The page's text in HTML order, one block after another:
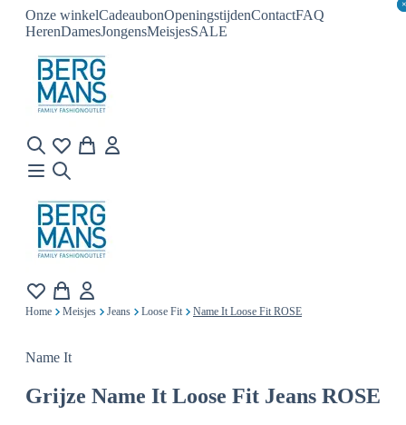
Onze winkelCadeaubonOpeningstijdenContactFAQ
HerenDamesJongensMeisjesSALE
×
×
Home Meisjes Jeans Loose Fit Name It Loose Fit ROSE
Name It
Grijze Name It Loose Fit Jeans ROSE